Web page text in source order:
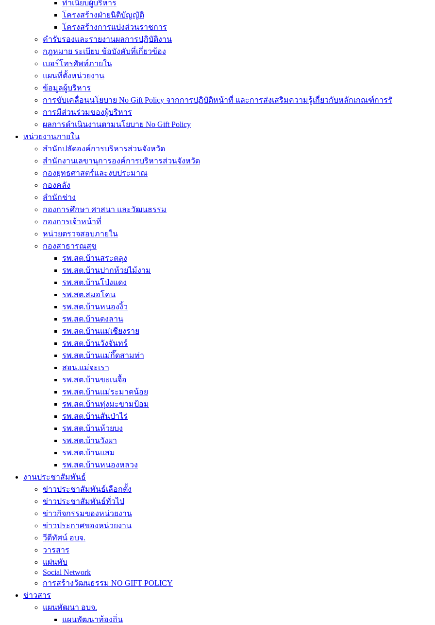
ทำเนียบผู้บริหาร
โครงสร้างฝ่ายนิติบัญญัติ
โครงสร้างการแบ่งส่วนราชการ
คำรับรองและรายงานผลการปฏิบัติงาน
กฎหมาย ระเบียบ ข้อบังคับที่เกี่ยวข้อง
เบอร์โทรศัพท์ภายใน
แผนที่ตั้งหน่วยงาน
ข้อมูลผู้บริหาร
การขับเคลื่อนนโยบาย No Gift Policy จากการปฏิบัติหน้าที่ และการส่งเสริมความรู้เกี่ยวกับหลักเกณฑ์การรั
การมีส่วนร่วมของผู้บริหาร
ผลการดำเนินงานตามนโยบาย No Gift Policy
หน่วยงานภายใน
สำนักปลัดองค์การบริหารส่วนจังหวัด
สำนักงานเลขานุการองค์การบริหารส่วนจังหวัด
กองยุทธศาสตร์และงบประมาณ
กองคลัง
สำนักช่าง
กองการศึกษา ศาสนา และวัฒนธรรม
กองการเจ้าหน้าที่
หน่วยตรวจสอบภายใน
กองสาธารณสุข
รพ.สต.บ้านสระตลุง
รพ.สต.บ้านปากห้วยไม้งาม
รพ.สต.บ้านโป่งแดง
รพ.สต.สมอโคน
รพ.สต.บ้านหนองงิ้ว
รพ.สต.บ้านดงลาน
รพ.สต.บ้านแม่เชียงราย
รพ.สต.บ้านวังจันทร์
รพ.สต.บ้านแม่กึ๊ดสามท่า
สอน.แม่จะเรา
รพ.สต.บ้านขะเนจื้อ
รพ.สต.บ้านแม่ระมาดน้อย
รพ.สต.บ้านทุ่งมะขามป้อม
รพ.สต.บ้านสันป่าไร่
รพ.สต.บ้านห้วยบง
รพ.สต.บ้านวังผา
รพ.สต.บ้านแสม
รพ.สต.บ้านหนองหลวง
งานประชาสัมพันธ์
ข่าวประชาสัมพันธ์เลือกตั้ง
ข่าวประชาสัมพันธ์ทั่วไป
ข่าวกิจกรรมของหน่วยงาน
ข่าวประกาศของหน่วยงาน
วีดีทัศน์ อบจ.
วารสาร
แผ่นพับ
Social Network
การสร้างวัฒนธรรม NO GIFT POLICY
ข่าวสาร
แผนพัฒนา อบจ.
แผนพัฒนาท้องถิ่น